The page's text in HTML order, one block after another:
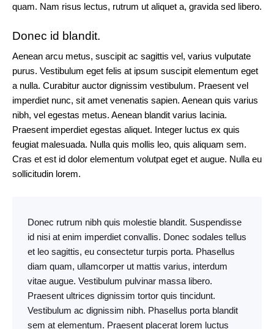
quam. Nam risus lectus, rutrum ut aliquet a, gravida sed libero.
Donec id blandit.
Aenean arcu metus, suscipit ac sagittis vel, varius vulputate
purus. Vestibulum eget felis at ipsum suscipit elementum eget
a nulla. Curabitur auctor dignissim vestibulum. Praesent vel
imperdiet nunc, sit amet venenatis sapien. Aenean quis varius
nibh, vel egestas metus. Aenean blandit varius lacinia.
Praesent imperdiet egestas aliquet. Integer luctus ex quis
feugiat malesuada. Nulla quis mollis leo, quis aliquam sem.
Cras et est id dolor elementum volutpat eget et augue. Nulla eu
sollicitudin lorem.
Donec rutrum nibh quis molestie blandit. Suspendisse
id nisi at enim imperdiet convallis. Donec sodales tellus
et leo sagittis, eu consectetur turpis porta. Phasellus
diam quam, ullamcorper ut mattis varius, interdum
vitae augue. Vestibulum pulvinar massa libero.
Praesent ultrices dignissim tortor quis tincidunt.
Vestibulum ac dignissim nibh. Phasellus porta blandit
sem at elementum. Praesent placerat lorem luctus